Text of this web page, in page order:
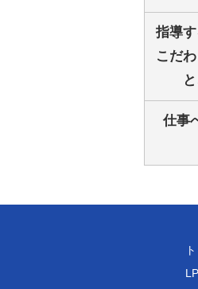
指導
こだ
仕事